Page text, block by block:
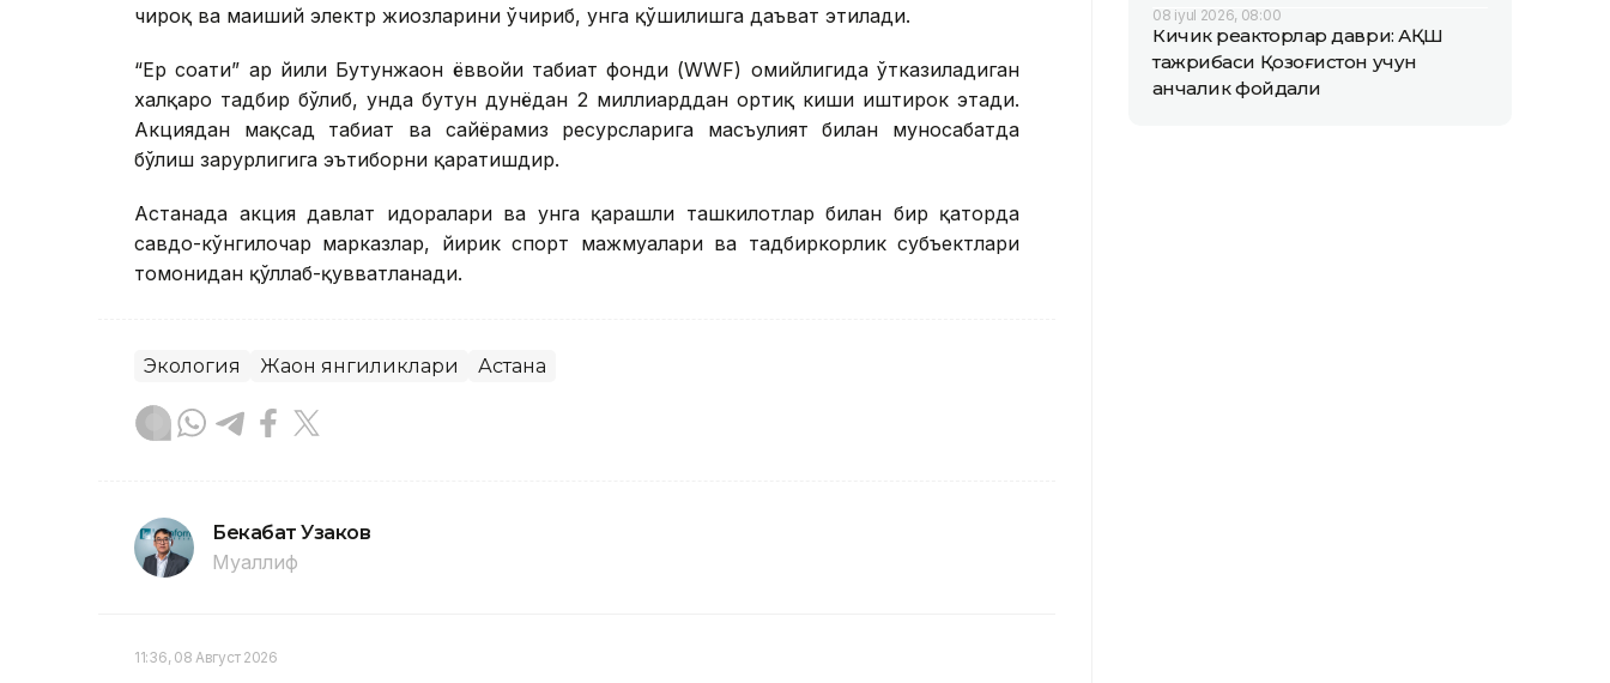
чироқ ва маиший электр жиҳозларини ўчириб, унга қўшилишга даъват этилади.
“Ер соати” ҳар йили Бутунжаҳон ёввойи табиат фонди (WWF) ҳомийлигида ўтказиладиган
халқаро тадбир бўлиб, унда бутун дунёдан 2 миллиарддан ортиқ киши иштирок этади.
Акциядан мақсад табиат ва сайёрамиз ресурсларига масъулият билан муносабатда
бўлиш зарурлигига эътиборни қаратишдир.
Астанада акция давлат идоралари ва унга қарашли ташкилотлар билан бир қаторда
савдо-кўнгилочар марказлар, йирик спорт мажмуалари ва тадбиркорлик субъектлари
томонидан қўллаб-қувватланади.
Экология Жаҳон янгиликлари Астана
Бекабат Узаков
Муаллиф
11:36, 08 Август 2026
08 iyul 2026, 08:00
Кичик реакторлар даври: АҚШ
тажрибаси Қозоғистон учун
қанчалик фойдали